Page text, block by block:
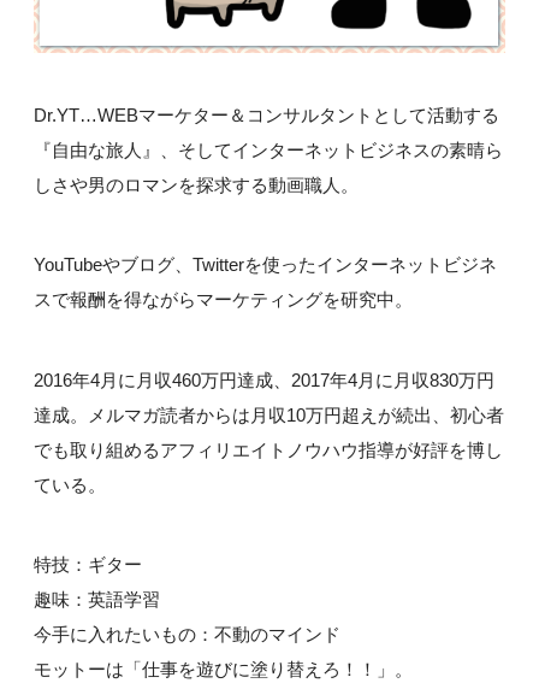
Dr.YT…WEBマーケター＆コンサルタントとして活動する
『自由な旅人』、そしてインターネットビジネスの素晴ら
しさや男のロマンを探求する動画職人。
YouTubeやブログ、Twitterを使ったインターネットビジネ
スで報酬を得ながらマーケティングを研究中。
2016年4月に月収460万円達成、2017年4月に月収830万円
達成。メルマガ読者からは月収10万円超えが続出、初心者
でも取り組めるアフィリエイトノウハウ指導が好評を博し
ている。
特技：ギター
趣味：英語学習
今手に入れたいもの：不動のマインド
モットーは「仕事を遊びに塗り替えろ！！」。